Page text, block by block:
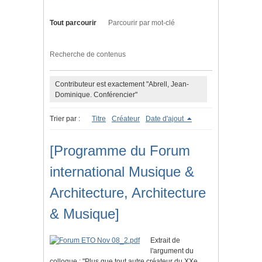
Tout parcourir Parcourir par mot-clé
Recherche de contenus
Contributeur est exactement "Abrell, Jean-
Dominique. Conférencier"
Trier par : Titre Créateur Date d'ajout
[Programme du Forum
international Musique &
Architecture, Architecture
& Musique]
Extrait de
l'argument du